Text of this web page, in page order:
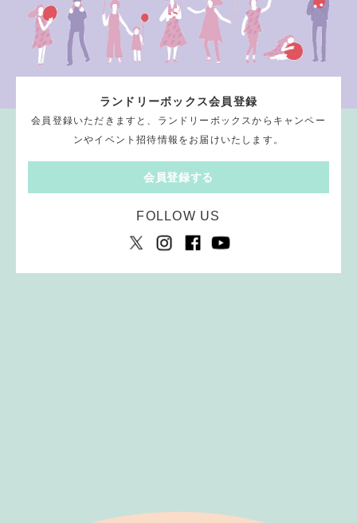
ランドリーボックス会員登録
会員登録いただきますと、ランドリーボックスからキャンペー
ンやイベント招待情報をお届けいたします。
会員登録する
FOLLOW US